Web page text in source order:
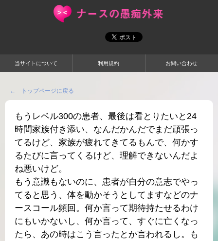
当サイトについて 利用規約 お問い合わせ
← トップページに戻る
もうレベル300の患者、最後は看とりたいと24
時間家族付き添い、なんだかんだでまだ頑張っ
てるけど、家族が疲れてきてるもんで、何かす
るたびに言ってくるけど、理解できないんだよ
ね悪いけど。
もう意識もないのに、患者が自分の意志でやっ
てると思う、体を動かそうとしてますなどのナ
ースコール頻回。何か言って期待持たせるわけ
にもいかないし、何か言って、すぐに亡くなっ
たら、あの時はこう言ったとか言われるし。も